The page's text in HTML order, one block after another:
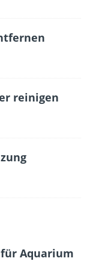
reinigen
Aquarium